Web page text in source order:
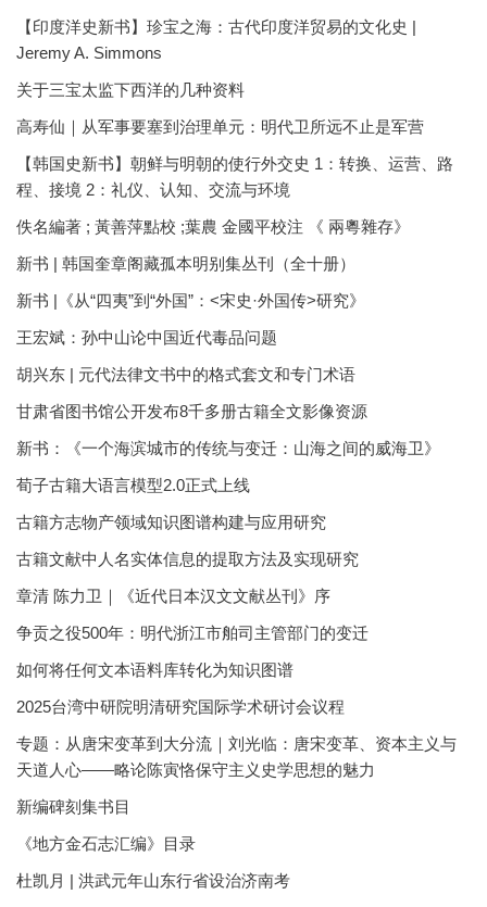
【印度洋史新书】珍宝之海：古代印度洋贸易的文化史 |
Jeremy A. Simmons
关于三宝太监下西洋的几种资料
高寿仙｜从军事要塞到治理单元：明代卫所远不止是军营
【韩国史新书】朝鲜与明朝的使行外交史 1：转换、运营、路
程、接境 2：礼仪、认知、交流与环境
佚名編著 ; 黃善萍點校 ;葉農 金國平校注 《 兩粵雜存》
新书 | 韩国奎章阁藏孤本明别集丛刊（全十册）
新书 |《从“四夷”到“外国”：<宋史·外国传>研究》
王宏斌：孙中山论中国近代毒品问题
胡兴东 | 元代法律文书中的格式套文和专门术语
甘肃省图书馆公开发布8千多册古籍全文影像资源
新书：《一个海滨城市的传统与变迁：山海之间的威海卫》
荀子古籍大语言模型2.0正式上线
古籍方志物产领域知识图谱构建与应用研究
古籍文献中人名实体信息的提取方法及实现研究
章清 陈力卫｜《近代日本汉文文献丛刊》序
争贡之役500年：明代浙江市舶司主管部门的变迁
如何将任何文本语料库转化为知识图谱
2025台湾中研院明清研究国际学术研讨会议程
专题：从唐宋变革到大分流｜刘光临：唐宋变革、资本主义与
天道人心——略论陈寅恪保守主义史学思想的魅力
新编碑刻集书目
《地方金石志汇编》目录
杜凯月 | 洪武元年山东行省设治济南考